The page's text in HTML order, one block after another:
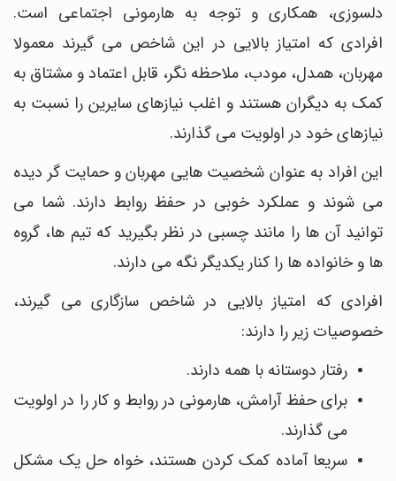
دلسوزی، همکاری و توجه به هارمونی اجتماعی است.
افرادی که امتیاز بالایی در این شاخص می گیرند معمولا
مهربان، همدل، مودب، ملاحظه نگر، قابل اعتماد و مشتاق به
کمک به دیگران هستند و اغلب نیازهای سایرین را نسبت به
نیازهای خود در اولویت می گذارند.
این افراد به عنوان شخصیت هایی مهربان و حمایت گر دیده
می شوند و عملکرد خوبی در حفظ روابط دارند. شما می
توانید آن ها را مانند چسبی در نظر بگیرید که تیم ها، گروه
ها و خانواده ها را کنار یکدیگر نگه می دارند.
افرادی که امتیاز بالایی در شاخص سازگاری می گیرند،
خصوصیات زیر را دارند:
رفتار دوستانه با همه دارند.
برای حفظ آرامش، هارمونی در روابط و کار را در اولویت
می گذارند.
سریعا آماده کمک کردن هستند، خواه حل یک مشکل